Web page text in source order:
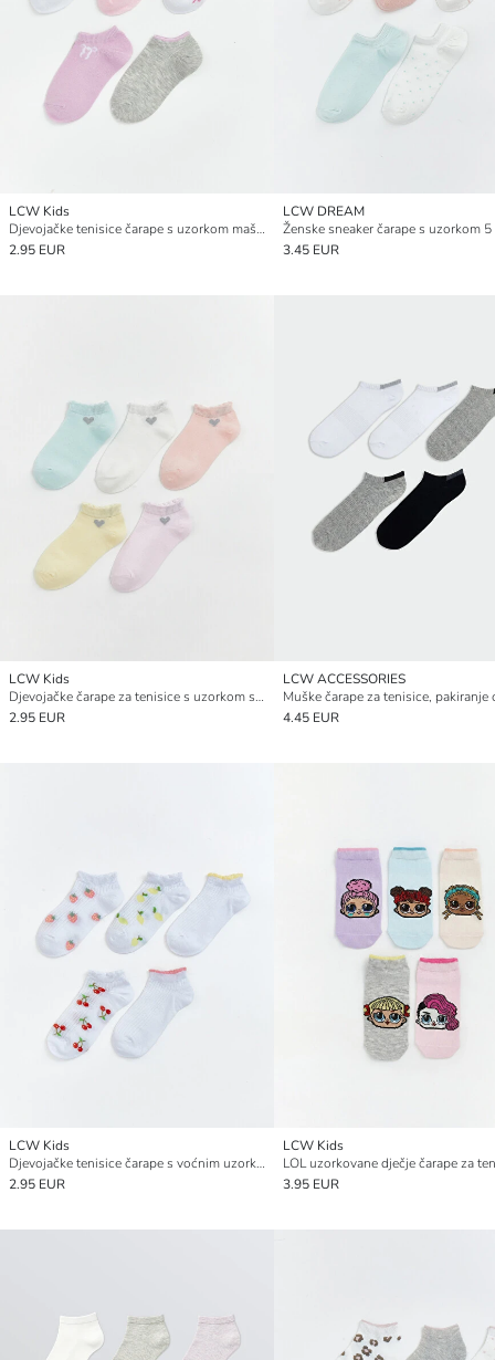
LCW Kids
Djevojačke tenisice čarape s uzorkom mašne, pakiranje od 5 komada
2.95 EUR
LCW DREAM
Ženske sneaker čarape s uzorkom
3.45 EUR
LCW Kids
Djevojačke čarape za tenisice s uzorkom srca, pakiranje od 5 komada
2.95 EUR
LCW ACCESSORIES
4.45 EUR
LCW Kids
Djevojačke tenisice čarape s voćnim uzorkom, pakiranje od 5 komada
2.95 EUR
LCW Kids
3.95 EUR